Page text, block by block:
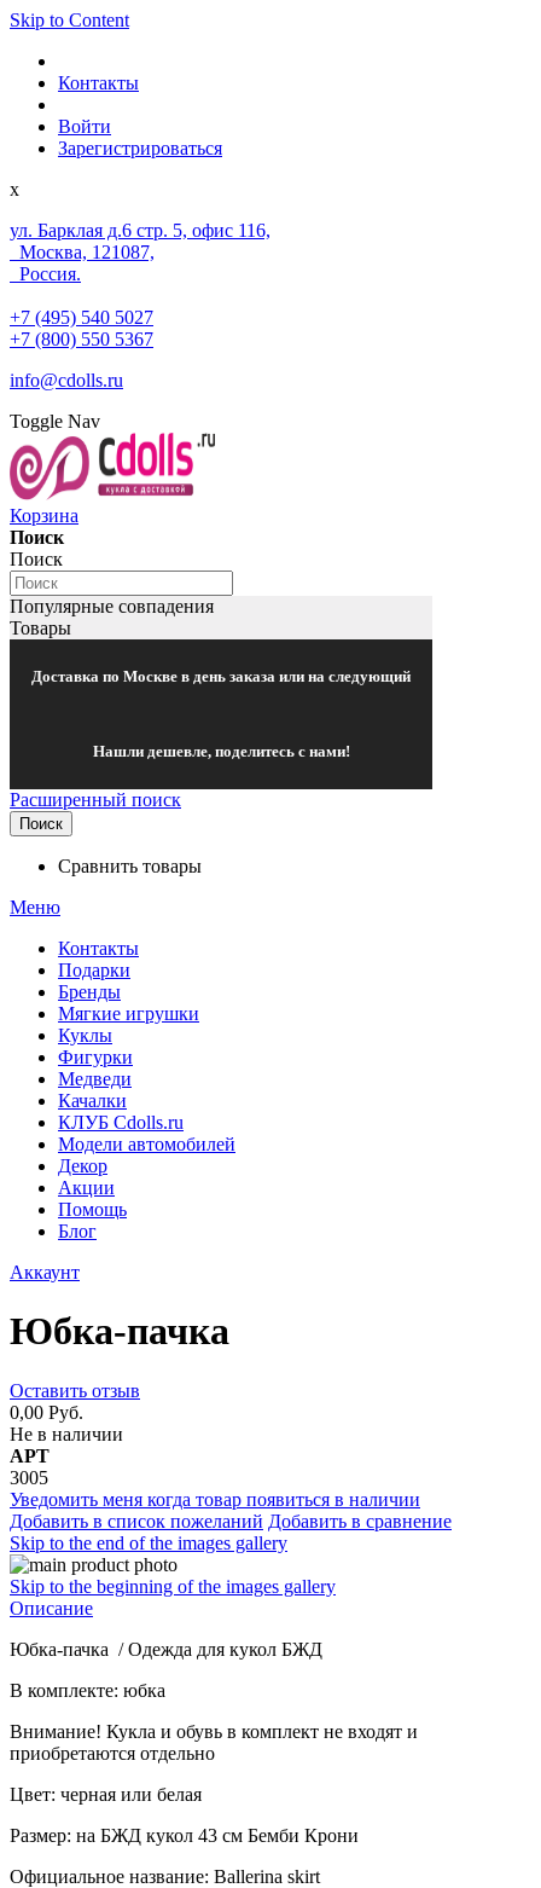
Skip to Content
Контакты
Войти
Зарегистрироваться
x
ул. Барклая д.6 стр. 5, офис 116,
Москва, 121087,
Россия.
+7 (495) 540 5027
+7 (800) 550 5367
info@cdolls.ru
Toggle Nav
Корзина
Поиск
Поиск
Популярные совпадения
Товары
Доставка по Москве в день заказа или на следующий
Нашли дешевле, поделитесь с нами!
Расширенный поиск
Поиск
Сравнить товары
Меню
Контакты
Подарки
Бренды
Мягкие игрушки
Куклы
Фигурки
Медведи
Качалки
КЛУБ Cdolls.ru
Модели автомобилей
Декор
Акции
Помощь
Блог
Аккаунт
Юбка-пачка
Оставить отзыв
0,00 Руб.
Не в наличии
АРТ
3005
Уведомить меня когда товар появиться в наличии
Добавить в список пожеланий Добавить в сравнение
Skip to the end of the images gallery
Skip to the beginning of the images gallery
Описание
Юбка-пачка / Одежда для кукол БЖД
В комплекте: юбка
Внимание! Кукла и обувь в комплект не входят и
приобретаются отдельно
Цвет: черная или белая
Размер: на БЖД кукол 43 см Бемби Крони
Официальное название: Ballerina skirt